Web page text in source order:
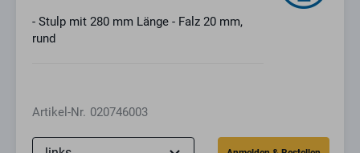
- Stulp mit 280 mm Länge - Falz 20 mm,
rund
Artikel-Nr. 020746003